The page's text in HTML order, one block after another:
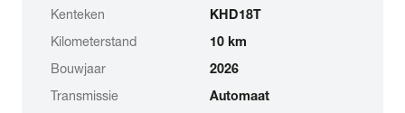
Kenteken
KHD18T
Kilometerstand
10 km
Bouwjaar
2026
Transmissie
Automaat